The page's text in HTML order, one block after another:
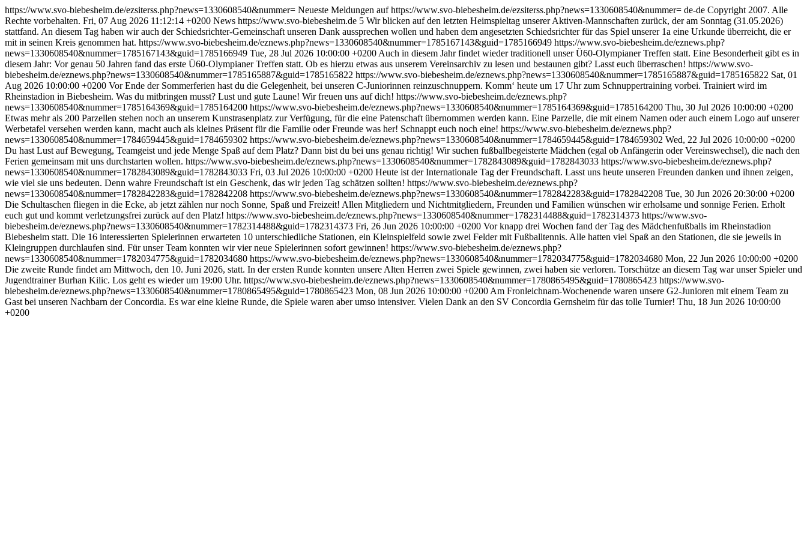
https://www.svo-biebesheim.de/ezsiterss.php?news=1330608540&nummer= Neueste Meldungen auf https://www.svo-biebesheim.de/ezsiterss.php?news=1330608540&nummer= de-de Copyright 2007. Alle
Rechte vorbehalten. Fri, 07 Aug 2026 11:12:14 +0200 News https://www.svo-biebesheim.de 5 Wir blicken auf den letzten Heimspieltag unserer Aktiven-Mannschaften zurück, der am Sonntag (31.05.2026)
stattfand. An diesem Tag haben wir auch der Schiedsrichter-Gemeinschaft unseren Dank aussprechen wollen und haben dem angesetzten Schiedsrichter für das Spiel unserer 1a eine Urkunde überreicht, die er
mit in seinen Kreis genommen hat. https://www.svo-biebesheim.de/eznews.php?news=1330608540&nummer=1785167143&guid=1785166949 https://www.svo-biebesheim.de/eznews.php?
news=1330608540&nummer=1785167143&guid=1785166949 Tue, 28 Jul 2026 10:00:00 +0200 Auch in diesem Jahr findet wieder traditionell unser Ü60-Olympianer Treffen statt. Eine Besonderheit gibt es in
diesem Jahr: Vor genau 50 Jahren fand das erste Ü60-Olympianer Treffen statt. Ob es hierzu etwas aus unserem Vereinsarchiv zu lesen und bestaunen gibt? Lasst euch überraschen! https://www.svo-
biebesheim.de/eznews.php?news=1330608540&nummer=1785165887&guid=1785165822 https://www.svo-biebesheim.de/eznews.php?news=1330608540&nummer=1785165887&guid=1785165822 Sat, 01
Aug 2026 10:00:00 +0200 Vor Ende der Sommerferien hast du die Gelegenheit, bei unseren C-Juniorinnen reinzuschnuppern. Komm‘ heute um 17 Uhr zum Schnuppertraining vorbei. Trainiert wird im
Rheinstadion in Biebesheim. Was du mitbringen musst? Lust und gute Laune! Wir freuen uns auf dich! https://www.svo-biebesheim.de/eznews.php?
news=1330608540&nummer=1785164369&guid=1785164200 https://www.svo-biebesheim.de/eznews.php?news=1330608540&nummer=1785164369&guid=1785164200 Thu, 30 Jul 2026 10:00:00 +0200
Etwas mehr als 200 Parzellen stehen noch an unserem Kunstrasenplatz zur Verfügung, für die eine Patenschaft übernommen werden kann. Eine Parzelle, die mit einem Namen oder auch einem Logo auf unserer
Werbetafel versehen werden kann, macht auch als kleines Präsent für die Familie oder Freunde was her! Schnappt euch noch eine! https://www.svo-biebesheim.de/eznews.php?
news=1330608540&nummer=1784659445&guid=1784659302 https://www.svo-biebesheim.de/eznews.php?news=1330608540&nummer=1784659445&guid=1784659302 Wed, 22 Jul 2026 10:00:00 +0200
Du hast Lust auf Bewegung, Teamgeist und jede Menge Spaß auf dem Platz? Dann bist du bei uns genau richtig! Wir suchen fußballbegeisterte Mädchen (egal ob Anfängerin oder Vereinswechsel), die nach den
Ferien gemeinsam mit uns durchstarten wollen. https://www.svo-biebesheim.de/eznews.php?news=1330608540&nummer=1782843089&guid=1782843033 https://www.svo-biebesheim.de/eznews.php?
news=1330608540&nummer=1782843089&guid=1782843033 Fri, 03 Jul 2026 10:00:00 +0200 Heute ist der Internationale Tag der Freundschaft. Lasst uns heute unseren Freunden danken und ihnen zeigen,
wie viel sie uns bedeuten. Denn wahre Freundschaft ist ein Geschenk, das wir jeden Tag schätzen sollten! https://www.svo-biebesheim.de/eznews.php?
news=1330608540&nummer=1782842283&guid=1782842208 https://www.svo-biebesheim.de/eznews.php?news=1330608540&nummer=1782842283&guid=1782842208 Tue, 30 Jun 2026 20:30:00 +0200
Die Schultaschen fliegen in die Ecke, ab jetzt zählen nur noch Sonne, Spaß und Freizeit! Allen Mitgliedern und Nichtmitgliedern, Freunden und Familien wünschen wir erholsame und sonnige Ferien. Erholt
euch gut und kommt verletzungsfrei zurück auf den Platz! https://www.svo-biebesheim.de/eznews.php?news=1330608540&nummer=1782314488&guid=1782314373 https://www.svo-
biebesheim.de/eznews.php?news=1330608540&nummer=1782314488&guid=1782314373 Fri, 26 Jun 2026 10:00:00 +0200 Vor knapp drei Wochen fand der Tag des Mädchenfußballs im Rheinstadion
Biebesheim statt. Die 16 interessierten Spielerinnen erwarteten 10 unterschiedliche Stationen, ein Kleinspielfeld sowie zwei Felder mit Fußballtennis. Alle hatten viel Spaß an den Stationen, die sie jeweils in
Kleingruppen durchlaufen sind. Für unser Team konnten wir vier neue Spielerinnen sofort gewinnen! https://www.svo-biebesheim.de/eznews.php?
news=1330608540&nummer=1782034775&guid=1782034680 https://www.svo-biebesheim.de/eznews.php?news=1330608540&nummer=1782034775&guid=1782034680 Mon, 22 Jun 2026 10:00:00 +0200
Die zweite Runde findet am Mittwoch, den 10. Juni 2026, statt. In der ersten Runde konnten unsere Alten Herren zwei Spiele gewinnen, zwei haben sie verloren. Torschütze an diesem Tag war unser Spieler und
Jugendtrainer Burhan Kilic. Los geht es wieder um 19:00 Uhr. https://www.svo-biebesheim.de/eznews.php?news=1330608540&nummer=1780865495&guid=1780865423 https://www.svo-
biebesheim.de/eznews.php?news=1330608540&nummer=1780865495&guid=1780865423 Mon, 08 Jun 2026 10:00:00 +0200 Am Fronleichnam-Wochenende waren unsere G2-Junioren mit einem Team zu
Gast bei unseren Nachbarn der Concordia. Es war eine kleine Runde, die Spiele waren aber umso intensiver. Vielen Dank an den SV Concordia Gernsheim für das tolle Turnier! Thu, 18 Jun 2026 10:00:00
+0200